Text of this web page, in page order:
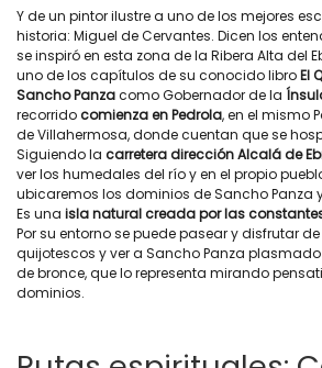
Y de un pintor ilustre a uno de los mejores
historia: Miguel de Cervantes. Dicen los
se inspiró en esta zona de la Ribera Alta del
uno de los capítulos de su conocido libroEl
Sancho Panzacomo Gobernador de la
recorridocomienza en Pedrola, en el mismo
de Villahermosa, donde cuentan que se
Siguiendo la carretera dirección Alcalá de
ver los humedales del río y en el propio
ubicaremos los dominios de Sancho Panza
Es una isla natural creada por las
Por su entorno se puede pasear y disfrutar
quijotescos y ver a Sancho Panza
de bronce, que lo representa mirando
dominios.